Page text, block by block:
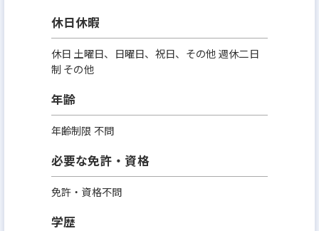
休日休暇
休日 土曜日、日曜日、祝日、その他 週休二日
制 その他
年齢
年齢制限 不問
必要な免許・資格
免許・資格不問
学歴